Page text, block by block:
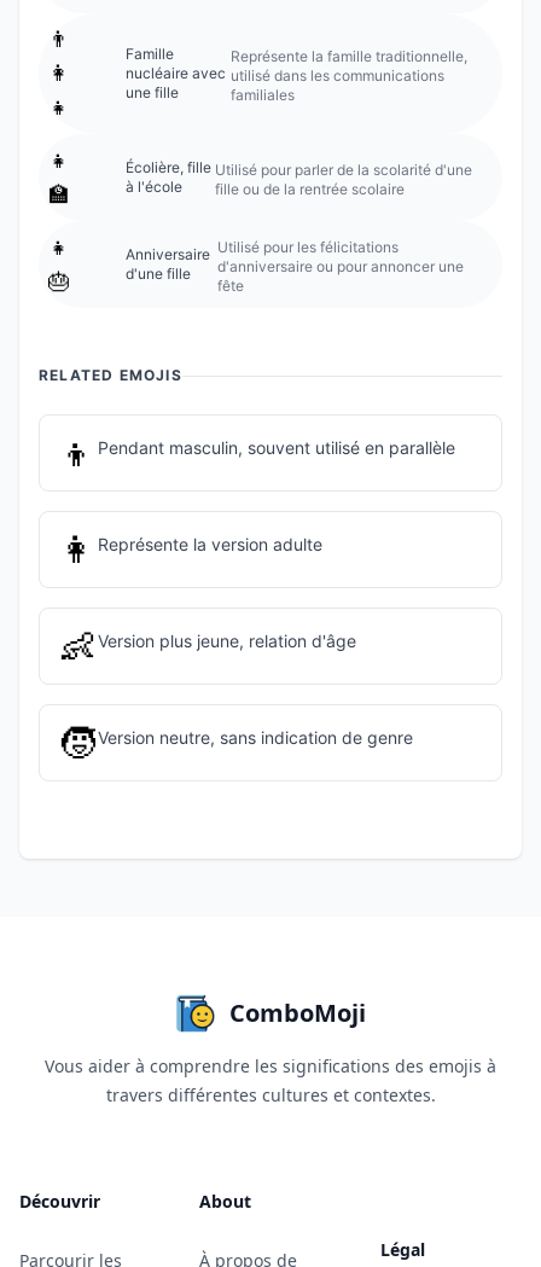
👨
👩
👧
Famille
nucléaire avec
une fille
Représente la famille traditionnelle,
utilisé dans les communications
familiales
👧
🏫
Écolière, fille
à l'école
Utilisé pour parler de la scolarité d'une
fille ou de la rentrée scolaire
👧
🎂
Anniversaire
d'une fille
Utilisé pour les félicitations
d'anniversaire ou pour annoncer une
fête
RELATED EMOJIS
👦 Pendant masculin, souvent utilisé en parallèle
👩 Représente la version adulte
👶Version plus jeune, relation d'âge
🧒Version neutre, sans indication de genre
ComboMoji
Vous aider à comprendre les significations des emojis à
travers différentes cultures et contextes.
Découvrir
Parcourir les
About
À propos de Légal